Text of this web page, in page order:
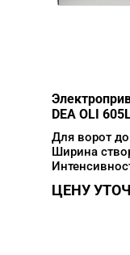
DEA OLI
Для ворот
Ширина
ЦЕНУ